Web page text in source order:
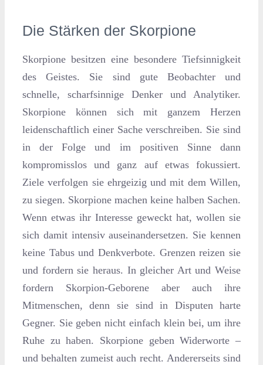
Die Stärken der Skorpione
Skorpione besitzen eine besondere Tiefsinnigkeit
des Geistes. Sie sind gute Beobachter und
schnelle, scharfsinnige Denker und Analytiker.
Skorpione können sich mit ganzem Herzen
leidenschaftlich einer Sache verschreiben. Sie sind
in der Folge und im positiven Sinne dann
kompromisslos und ganz auf etwas fokussiert.
Ziele verfolgen sie ehrgeizig und mit dem Willen,
zu siegen. Skorpione machen keine halben Sachen.
Wenn etwas ihr Interesse geweckt hat, wollen sie
sich damit intensiv auseinandersetzen. Sie kennen
keine Tabus und Denkverbote. Grenzen reizen sie
und fordern sie heraus. In gleicher Art und Weise
fordern Skorpion-Geborene aber auch ihre
Mitmenschen, denn sie sind in Disputen harte
Gegner. Sie geben nicht einfach klein bei, um ihre
Ruhe zu haben. Skorpione geben Widerworte –
und behalten zumeist auch recht. Andererseits sind